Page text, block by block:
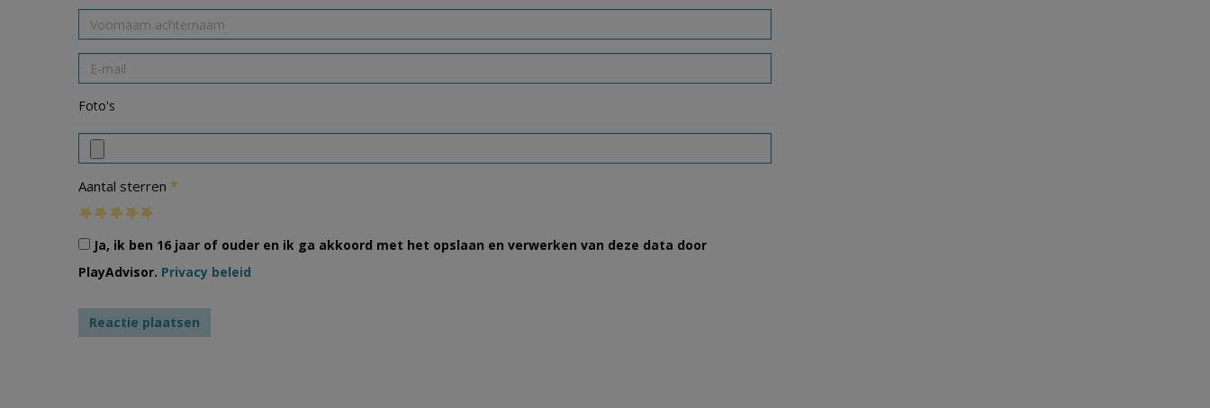
Foto's
Aantal sterren *
Ja, ik ben 16 jaar of ouder en ik ga akkoord met het opslaan en verwerken van deze data door
PlayAdvisor. Privacy beleid